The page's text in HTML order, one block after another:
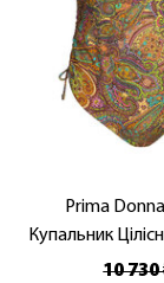
Prima
Купальник
10 730